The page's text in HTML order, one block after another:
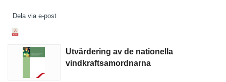
Dela via e-post
Utvärdering av de nationella
vindkraftsamordnarna